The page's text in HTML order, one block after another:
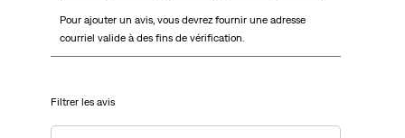
pour
évaluer
1
étoile.
pour
évaluer
2
étoiles.
pour
évaluer
étoiles.
pour
évaluer
étoiles.
pour
étoiles.
Pour ajouter un avis, vous devrez fournir une adresse
courriel valide à des fins de vérification.
Filtrer les avis